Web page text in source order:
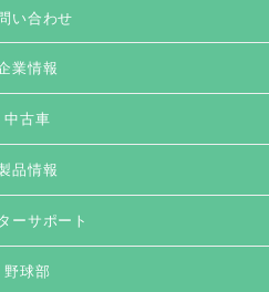
い合わせ
業情報
中古車
品情報
ーサポート
野球部